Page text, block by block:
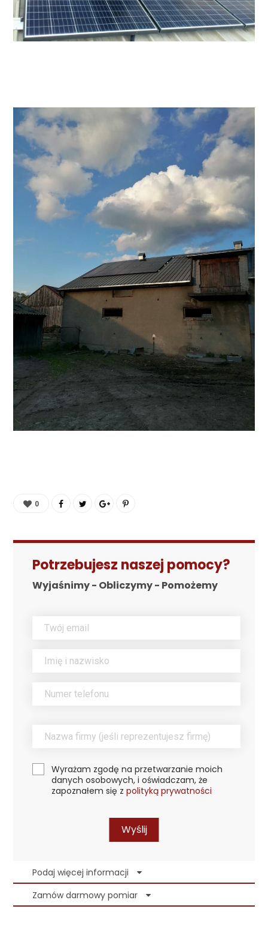
0
Potrzebujesz naszej pomocy?
Wyjaśnimy - Obliczymy - Pomożemy
Wyrażam zgodę na przetwarzanie moich
danych osobowych, i oświadczam, że
zapoznałem się z polityką prywatności
Wyślij
Podaj więcej informacji
Zamów darmowy pomiar